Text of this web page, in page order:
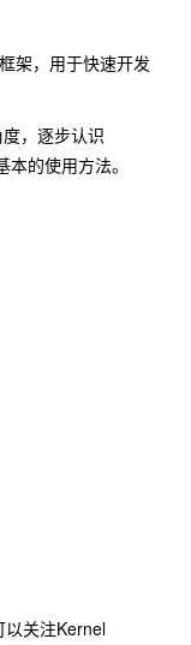
架，用于快速开发
，逐步认识
的使用方法。
以关注Kernel